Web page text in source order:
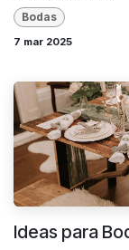
Bodas
7 mar 2025
Ideas para